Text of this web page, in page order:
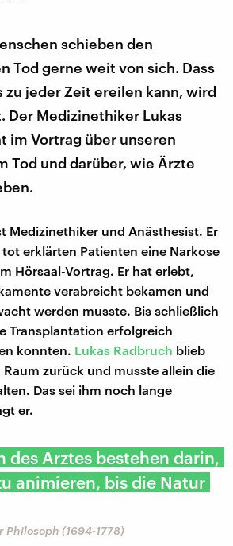
schieben den
Tod gerne weit von sich. Dass
zu jeder Zeit ereilen kann, wird
Der Medizinethiker Lukas
im Vortrag über unseren
Tod und darüber, wie Ärzte
Medizinethiker und Anästhesist. Er
erklärten Patienten eine Narkose
Hörsaal-Vortrag. Er hat erlebt,
verabreicht bekamen und
werden musste. Bis schließlich
Transplantation erfolgreich
konnten. Lukas Radbruch blieb
zurück und musste allein die
Das sei ihm noch lange
er.
des Arztes bestehen darin,
animieren, bis die Natur
Philosoph (1694-1778)